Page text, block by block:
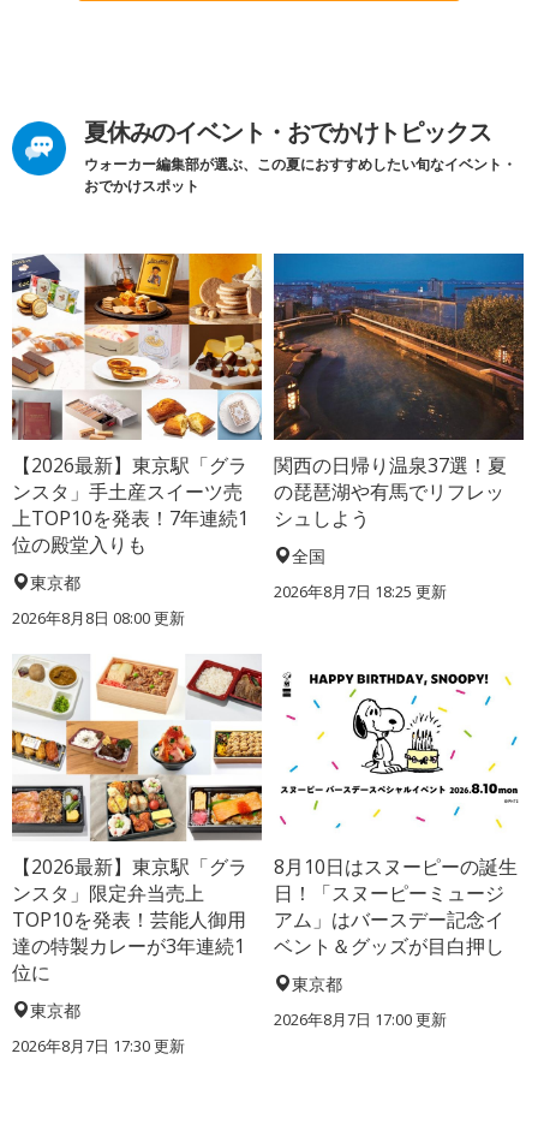
夏休みのイベント・おでかけトピックス
ウォーカー編集部が選ぶ、この夏におすすめしたい旬なイベント・
おでかけスポット
【2026最新】東京駅「グラ
ンスタ」手土産スイーツ売
上TOP10を発表！7年連続1
位の殿堂入りも
東京都
2026年8月8日 08:00更新
関西の日帰り温泉37選！夏
の琵琶湖や有馬でリフレッ
シュしよう
全国
2026年8月7日 18:25 更新
【2026最新】東京駅「グラ
ンスタ」限定弁当売上
TOP10を発表！芸能人御用
達の特製カレーが3年連続1
位に
東京都
2026年8月7日 17:30更新
8月10日はスヌーピーの誕生
日！「スヌーピーミュージ
アム」はバースデー記念イ
ベント＆グッズが目白押し
東京都
2026年8月7日 17:00更新